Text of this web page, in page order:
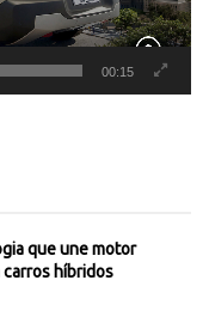
00:15
que une motor
híbridos